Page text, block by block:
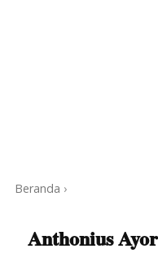
Beranda ›
Anthonius